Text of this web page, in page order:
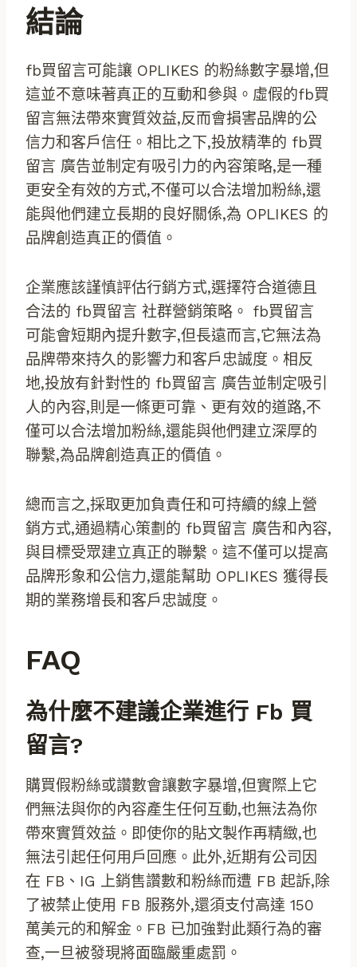
結論
fb買留言可能讓 OPLIKES 的粉絲數字暴增,但
這並不意味著真正的互動和參與。虛假的fb買
留言無法帶來實質效益,反而會損害品牌的公
信力和客戶信任。相比之下,投放精準的 fb買
留言 廣告並制定有吸引力的內容策略,是一種
更安全有效的方式,不僅可以合法增加粉絲,還
能與他們建立長期的良好關係,為 OPLIKES 的
品牌創造真正的價值。
企業應該謹慎評估行銷方式,選擇符合道德且
合法的 fb買留言 社群營銷策略。 fb買留言
可能會短期內提升數字,但長遠而言,它無法為
品牌帶來持久的影響力和客戶忠誠度。相反
地,投放有針對性的 fb買留言 廣告並制定吸引
人的內容,則是一條更可靠、更有效的道路,不
僅可以合法增加粉絲,還能與他們建立深厚的
聯繫,為品牌創造真正的價值。
總而言之,採取更加負責任和可持續的線上營
銷方式,通過精心策劃的 fb買留言 廣告和內容,
與目標受眾建立真正的聯繫。這不僅可以提高
品牌形象和公信力,還能幫助 OPLIKES 獲得長
期的業務增長和客戶忠誠度。
FAQ
為什麼不建議企業進行 Fb 買
留言?
購買假粉絲或讚數會讓數字暴增,但實際上它
們無法與你的內容產生任何互動,也無法為你
帶來實質效益。即使你的貼文製作再精緻,也
無法引起任何用戶回應。此外,近期有公司因
在 FB、IG 上銷售讚數和粉絲而遭 FB 起訴,除
了被禁止使用 FB 服務外,還須支付高達 150
萬美元的和解金。FB 已加強對此類行為的審
查,一旦被發現將面臨嚴重處罰。